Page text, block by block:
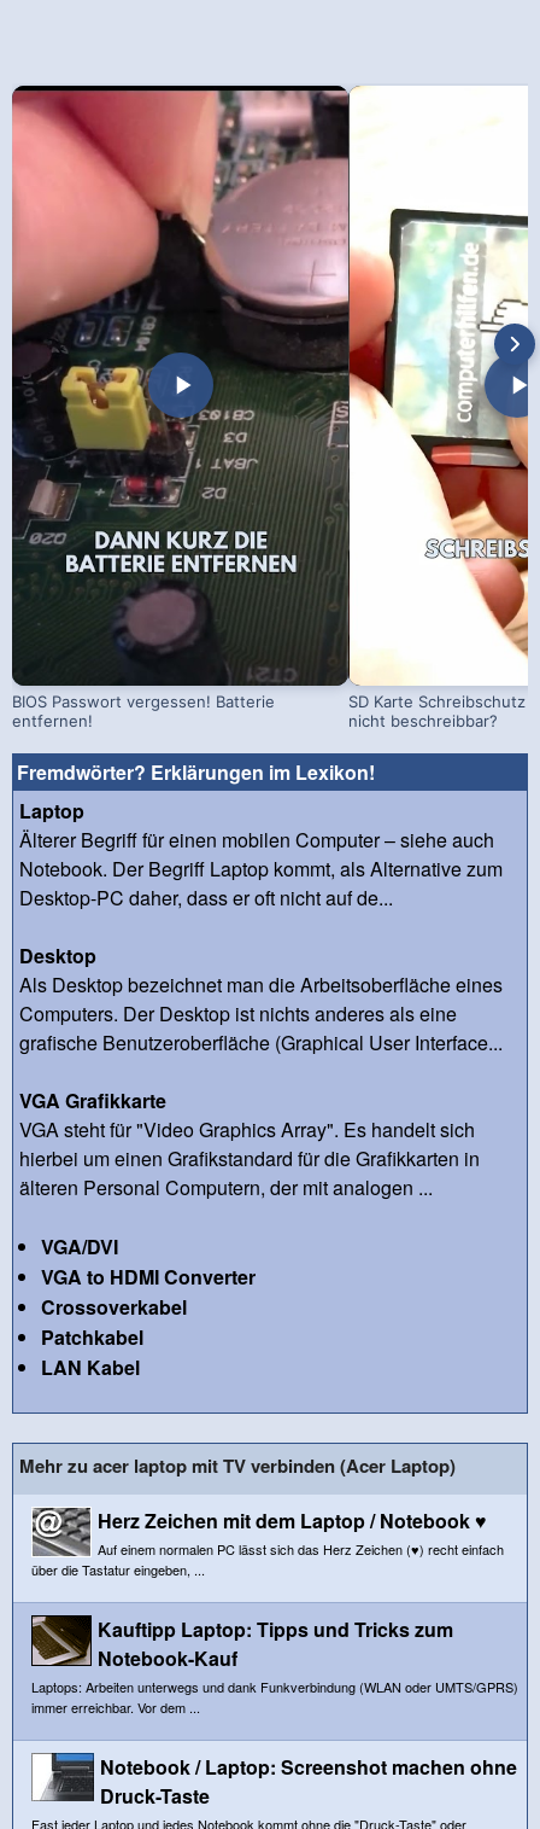
BIOS Passwort vergessen! Batterie
entfernen!
SD Karte Schreibschutz
nicht beschreibbar?
Fremdwörter? Erklärungen im Lexikon!
Laptop
Älterer Begriff für einen mobilen Computer – siehe auch
Notebook. Der Begriff Laptop kommt, als Alternative zum
Desktop-PC daher, dass er oft nicht auf de...
Desktop
Als Desktop bezeichnet man die Arbeitsoberfläche eines
Computers. Der Desktop ist nichts anderes als eine
grafische Benutzeroberfläche (Graphical User Interface...
VGA Grafikkarte
VGA steht für "Video Graphics Array". Es handelt sich
hierbei um einen Grafikstandard für die Grafikkarten in
älteren Personal Computern, der mit analogen ...
VGA/DVI
VGA to HDMI Converter
Crossoverkabel
Patchkabel
LAN Kabel
Mehr zu acer laptop mit TV verbinden (Acer Laptop)
Herz Zeichen mit dem Laptop / Notebook ♥
Auf einem normalen PC lässt sich das Herz Zeichen (♥) recht einfach
über die Tastatur eingeben, ...
Kauftipp Laptop: Tipps und Tricks zum
Notebook-Kauf
Laptops: Arbeiten unterwegs und dank Funkverbindung (WLAN oder UMTS/GPRS)
immer erreichbar. Vor dem ...
Notebook / Laptop: Screenshot machen ohne
Druck-Taste
Fast jeder Laptop und jedes Notebook kommt ohne die "Druck-Taste" oder